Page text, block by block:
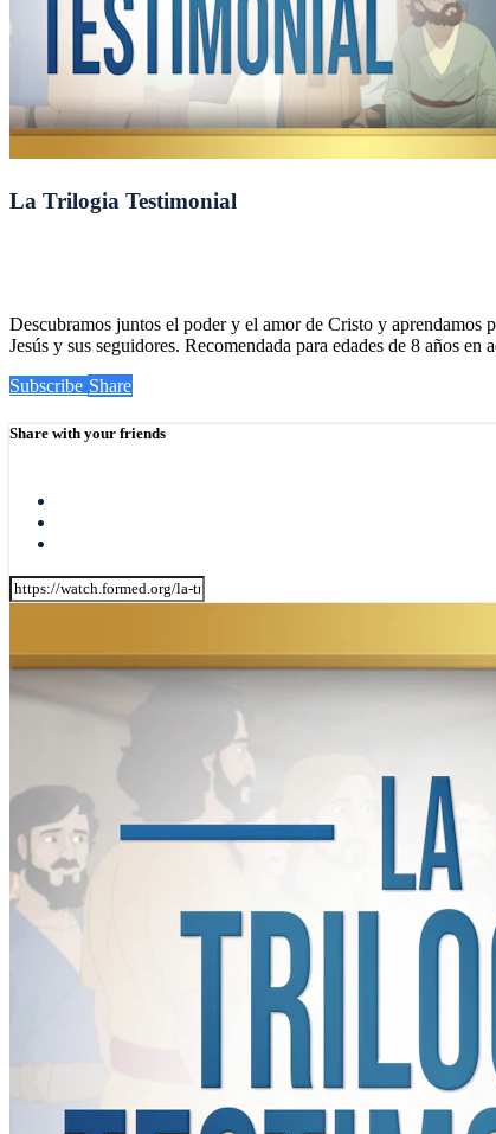
La Trilogia Testimonial
Descubramos juntos el poder y el amor de Cristo y aprendamos
Jesús y sus seguidores. Recomendada para edades de 8 años en
Subscribe Share
Share with your friends